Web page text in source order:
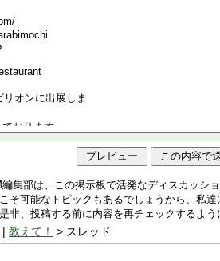
集部は、この掲示板で活発なディスカッシ
そ可能なトピックもあるでしょうから、私達
是非、投稿する前に内容を再チェックするよう
教えて！ > スレッド